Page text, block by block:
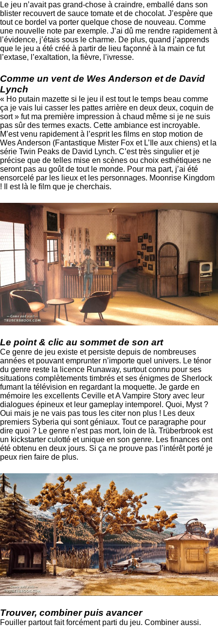
Le jeu n’avait pas grand-chose à craindre, emballé dans son
blister recouvert de sauce tomate et de chocolat. J’espère que
tout ce bordel va porter quelque chose de nouveau. Comme
une nouvelle note par exemple. J’ai dû me rendre rapidement à
l’évidence, j’étais sous le charme. De plus, quand j’apprends
que le jeu a été créé à partir de lieu façonné à la main ce fut
l’extase, l’exaltation, la fièvre, l’ivresse.
Comme un vent de Wes Anderson et de David
Lynch
« Ho putain mazette si le jeu il est tout le temps beau comme
ça je vais lui casser les pattes arrière en deux deux, coquin de
sort » fut ma première impression à chaud même si je ne suis
pas sûr des termes exacts. Cette ambiance est incroyable.
M’est venu rapidement à l’esprit les films en stop motion de
Wes Anderson (Fantastique Mister Fox et L’Ile aux chiens) et la
série Twin Peaks de David Lynch. C’est très singulier et je
précise que de telles mise en scènes ou choix esthétiques ne
seront pas au goût de tout le monde. Pour ma part, j’ai été
ensorcelé par les lieux et les personnages. Moonrise Kingdom
! Il est là le film que je cherchais.
Le point & clic au sommet de son art
Ce genre de jeu existe et persiste depuis de nombreuses
années et pouvant emprunter n’importe quel univers. Le ténor
du genre reste la licence Runaway, surtout connu pour ses
situations complètements timbrés et ses énigmes de Sherlock
fumant la télévision en regardant la moquette. Je garde en
mémoire les excellents Ceville et A Vampire Story avec leur
dialogues épineux et leur gameplay intemporel. Quoi, Myst ?
Oui mais je ne vais pas tous les citer non plus ! Les deux
premiers Syberia qui sont géniaux. Tout ce paragraphe pour
dire quoi ? Le genre n’est pas mort, loin de là. Trüberbrook est
un kickstarter culotté et unique en son genre. Les finances ont
été obtenu en deux jours. Si ça ne prouve pas l’intérêt porté je
peux rien faire de plus.
Trouver, combiner puis avancer
Fouiller partout fait forcément parti du jeu. Combiner aussi.